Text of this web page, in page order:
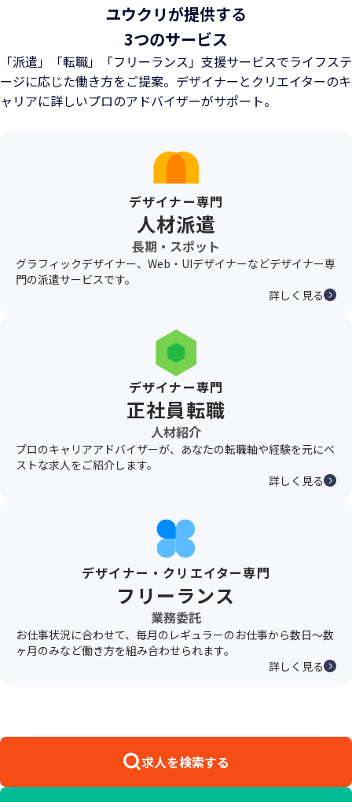
ユウクリが提供する
3つのサービス
「派遣」「転職」「フリーランス」支援サービスでライフステ
ージに応じた働き方をご提案。 デザイナーとクリエイターのキ
ャリアに詳しいプロのアドバイザーがサポート。
デザイナー専門
人材派遣
長期・スポット
グラフィックデザイナー、Web・UIデザイナーなどデザイナー専
門の派遣サービスです。
詳しく見る
デザイナー専門
正社員転職
人材紹介
プロのキャリアアドバイザーが、あなたの転職軸や経験を元にベ
ストな求人をご紹介します。
詳しく見る
デザイナー・クリエイター専門
フリーランス
業務委託
お仕事状況に合わせて、毎月のレギュラーのお仕事から数日〜数
ヶ月のみなど働き方を組み合わせられます。
詳しく見る
求人を検索する